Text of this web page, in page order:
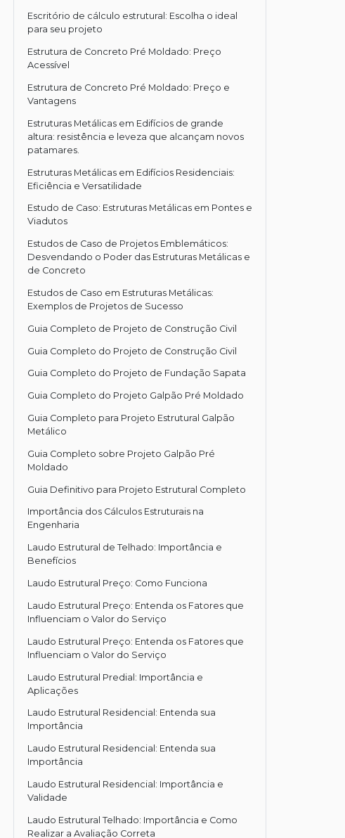
Escritório de cálculo estrutural: Escolha o ideal
para seu projeto
Estrutura de Concreto Pré Moldado: Preço
Acessível
Estrutura de Concreto Pré Moldado: Preço e
Vantagens
Estruturas Metálicas em Edifícios de grande
altura: resistência e leveza que alcançam novos
patamares.
Estruturas Metálicas em Edifícios Residenciais:
Eficiência e Versatilidade
Estudo de Caso: Estruturas Metálicas em Pontes e
Viadutos
Estudos de Caso de Projetos Emblemáticos:
Desvendando o Poder das Estruturas Metálicas e
de Concreto
Estudos de Caso em Estruturas Metálicas:
Exemplos de Projetos de Sucesso
Guia Completo de Projeto de Construção Civil
Guia Completo do Projeto de Construção Civil
Guia Completo do Projeto de Fundação Sapata
Guia Completo do Projeto Galpão Pré Moldado
Guia Completo para Projeto Estrutural Galpão
Metálico
Guia Completo sobre Projeto Galpão Pré
Moldado
Guia Definitivo para Projeto Estrutural Completo
Importância dos Cálculos Estruturais na
Engenharia
Laudo Estrutural de Telhado: Importância e
Benefícios
Laudo Estrutural Preço: Como Funciona
Laudo Estrutural Preço: Entenda os Fatores que
Influenciam o Valor do Serviço
Laudo Estrutural Preço: Entenda os Fatores que
Influenciam o Valor do Serviço
Laudo Estrutural Predial: Importância e
Aplicações
Laudo Estrutural Residencial: Entenda sua
Importância
Laudo Estrutural Residencial: Entenda sua
Importância
Laudo Estrutural Residencial: Importância e
Validade
Laudo Estrutural Telhado: Importância e Como
Realizar a Avaliação Correta